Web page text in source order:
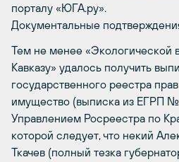
порталу «ЮГА.ру».
Документальные
Тем не менее «Экологической
Кавказу» удалось получить
государственного реестра
имущество (выписка из ЕГРП №
Управлением Росреестра по
которой следует, что некий
Ткачев (полный тезка